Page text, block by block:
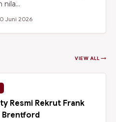
nila...
Juni 2026
VIEW ALL →
Resmi Rekrut Frank
Brentford